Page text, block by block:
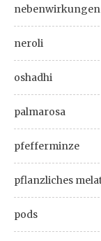
nebenwirkungen
neroli
oshadhi
palmarosa
pfefferminze
pflanzliches
pods